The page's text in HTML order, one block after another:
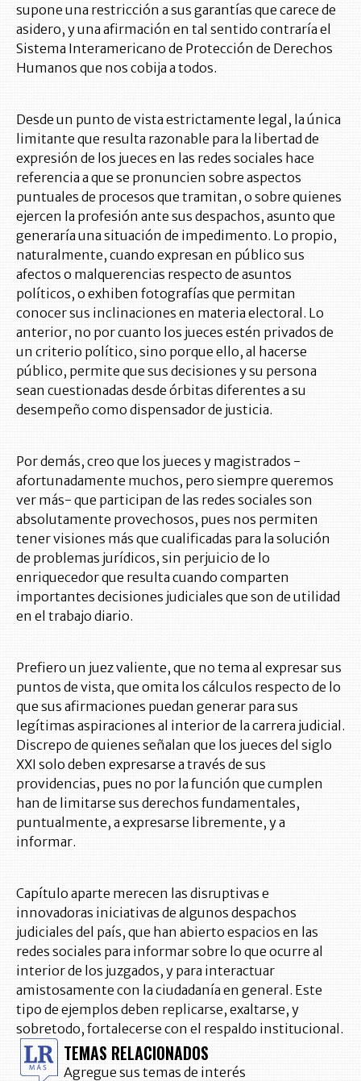
supone una restricción a sus garantías que carece de
asidero, y una afirmación en tal sentido contraría el
Sistema Interamericano de Protección de Derechos
Humanos que nos cobija a todos.
Desde un punto de vista estrictamente legal, la única
limitante que resulta razonable para la libertad de
expresión de los jueces en las redes sociales hace
referencia a que se pronuncien sobre aspectos
puntuales de procesos que tramitan, o sobre quienes
ejercen la profesión ante sus despachos, asunto que
generaría una situación de impedimento. Lo propio,
naturalmente, cuando expresan en público sus
afectos o malquerencias respecto de asuntos
políticos, o exhiben fotografías que permitan
conocer sus inclinaciones en materia electoral. Lo
anterior, no por cuanto los jueces estén privados de
un criterio político, sino porque ello, al hacerse
público, permite que sus decisiones y su persona
sean cuestionadas desde órbitas diferentes a su
desempeño como dispensador de justicia.
Por demás, creo que los jueces y magistrados -
afortunadamente muchos, pero siempre queremos
ver más- que participan de las redes sociales son
absolutamente provechosos, pues nos permiten
tener visiones más que cualificadas para la solución
de problemas jurídicos, sin perjuicio de lo
enriquecedor que resulta cuando comparten
importantes decisiones judiciales que son de utilidad
en el trabajo diario.
Prefiero un juez valiente, que no tema al expresar sus
puntos de vista, que omita los cálculos respecto de lo
que sus afirmaciones puedan generar para sus
legítimas aspiraciones al interior de la carrera judicial.
Discrepo de quienes señalan que los jueces del siglo
XXI solo deben expresarse a través de sus
providencias, pues no por la función que cumplen
han de limitarse sus derechos fundamentales,
puntualmente, a expresarse libremente, y a
informar.
Capítulo aparte merecen las disruptivas e
innovadoras iniciativas de algunos despachos
judiciales del país, que han abierto espacios en las
redes sociales para informar sobre lo que ocurre al
interior de los juzgados, y para interactuar
amistosamente con la ciudadanía en general. Este
tipo de ejemplos deben replicarse, exaltarse, y
sobretodo, fortalecerse con el respaldo institucional.
TEMAS RELACIONADOS
Agregue sus temas de interés